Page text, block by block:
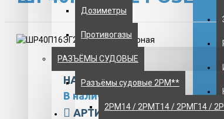
Дозиметры
Противогазы
РАЗЪЁМЫ СУДОВЫЕ
Разъёмы судовые 2РМ**
2РМ14 / 2РМТ14 / 2РМГ14 /
НАЛИЧИЕ:
В наличии
АРТИКУЛ:ART/108-192